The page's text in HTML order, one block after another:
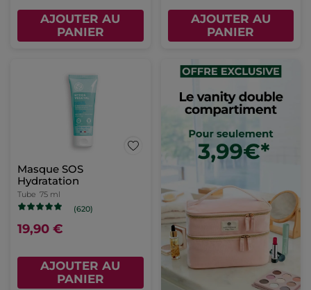
AJOUTER AU
PANIER
AJOUTER AU
PANIER
Masque SOS
Hydratation
Tube 75 ml
(620)
19,90 €
AJOUTER AU
PANIER